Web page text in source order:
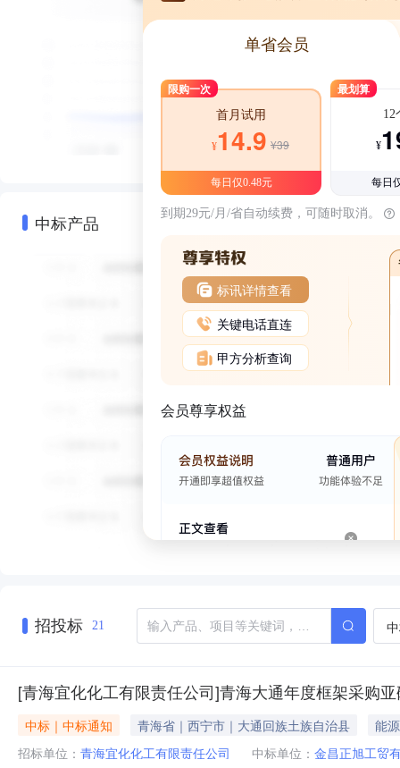
中标产品
单省会员
限购一次
首月试用
¥14.9 ¥39
每日仅0.48元
最划算
12
¥
每日
到期29元/月/省自动续费，可随时取消。
标讯详情查看
关键电话直连
甲方分析查询
会员尊享权益
招投标 21
[青海宜化化工有限责任公司]青海大通年度框架采购
中标｜中标通知 青海省｜西宁市｜大通回族土族自治县
能
招标单位： 青海宜化化工有限责任公司 中标单位： 金昌正旭工贸